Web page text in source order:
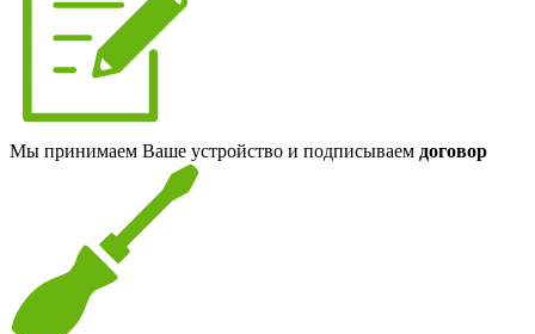
Мы принимаем Ваше устройство и подписываем договор